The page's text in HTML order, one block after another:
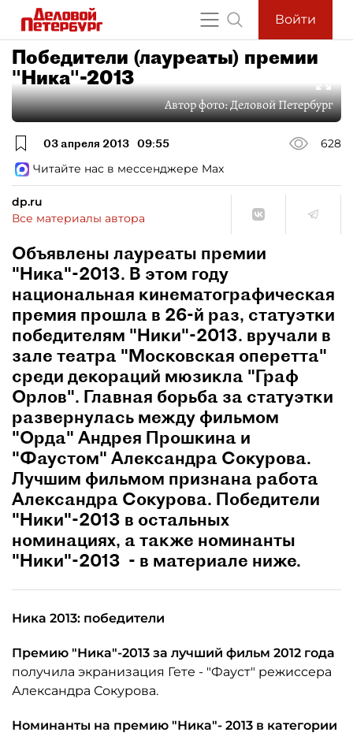
Войти
Победители (лауреаты) премии
"Ника"-2013
Автор фото:Деловой Петербург
03 апреля 2013 09:55
628
Читайте нас в мессенджере Max
dp.ru
Все материалы автора
Объявлены лауреаты премии
"Ника"-2013. В этом году
национальная кинематографическая
премия прошла в 26-й раз, статуэтки
победителям "Ники"-2013. вручали в
зале театра "Московская оперетта"
среди декораций мюзикла "Граф
Орлов". Главная борьба за статуэтки
развернулась между фильмом
"Орда" Андрея Прошкина и
"Фаустом" Александра Сокурова.
Лучшим фильмом признана работа
Александра Сокурова. Победители
"Ники"-2013 в остальных
номинациях, а также номинанты
"Ники"-2013 - в материале ниже.
Ника 2013: победители
Премию "Ника"-2013 за лучший фильм 2012 года
получила экранизация Гете - "Фауст" режиссера
Александра Сокурова.
Номинанты на премию "Ника"- 2013 в категории